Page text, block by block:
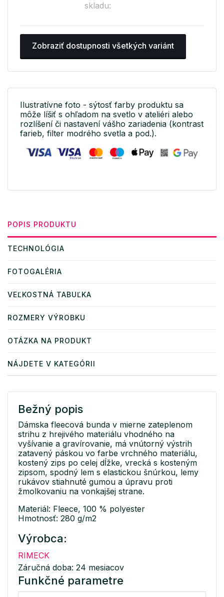
skladu:
Zobraziť dostupnosti všetkých variánt
Ilustratívne foto - sýtosť farby produktu sa
môže líšiť s ohľadom na svetlo v ateliéri alebo
rozlíšení či nastavení vášho zariadenia (kontrast
farieb, filter modrého svetla a pod.).
POPIS PRODUKTU
TECHNOLÓGIA
FOTOGALÉRIA
VEĽKOSTNÁ TABUĽKA
ROZMERY VÝROBKU
OTÁZKA NA PRODUKT
NÁJDETE V KATEGÓRII
Bežný popis
Dámska fleecová bunda v mierne zateplenom
strihu z hrejivého materiálu vhodného na
vyšívanie a gravírovanie, má vnútorný výstrih
zatavený páskou vo farbe vrchného materiálu,
kostený zips po celej dĺžke, vrecká s kosteným
zipsom, spodný lem s elastickou šnúrkou, lemy
rukávov stiahnuté gumou a úpravu proti
žmolkovaniu na vonkajšej strane.
Materiál: Fleece, 100 % polyester
Hmotnosť: 280 g/m2
Výrobca:
RIMECK
Záručná doba: 24 mesiacov
Funkčné parametre